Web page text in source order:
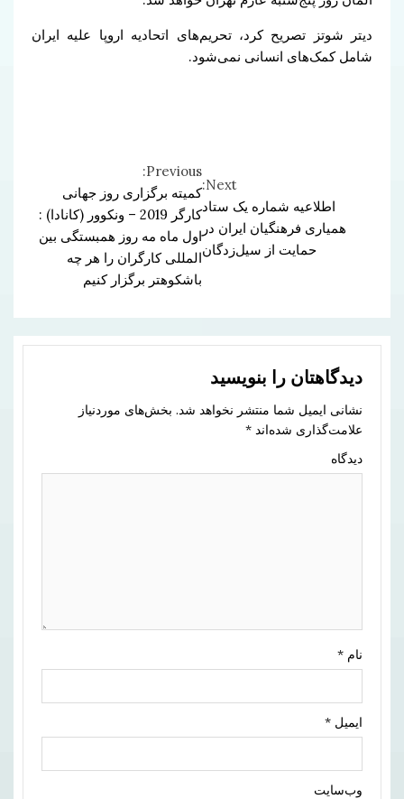
دیتر شوتز تصریح کرد، تحریم‌های اتحادیه اروپا علیه ایران
شامل کمک‌های انسانی نمی‌شود.
Reading
Previous:
کمیته برگزاری روز جهانی
کارگر 2019 – ونکوور (کانادا) :
اول ماه مه روز همبستگی بین
المللی کارگران را هر چه
باشکوهتر برگزار کنیم
Next:
اطلاعیه شماره یک ستاد
همیاری فرهنگیان ایران در
حمایت از سیل‌زدگان
دیدگاهتان را بنویسید
نشانی ایمیل شما منتشر نخواهد شد. بخش‌های موردنیاز
علامت‌گذاری شده‌اند *
دیدگاه
نام *
ایمیل *
وب‌سایت